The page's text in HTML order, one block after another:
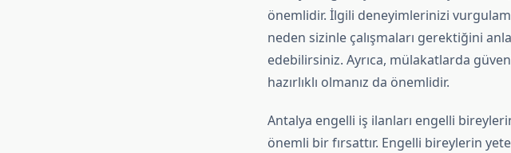
önemlidir. İlgili deneyimlerinizi
neden sizinle çalışmaları gerektiğini
edebilirsiniz. Ayrıca, mülakatlarda
hazırlıklı olmanız da önemlidir.
Antalya engelli iş ilanları engelli
önemli bir fırsattır. Engelli bireylerin